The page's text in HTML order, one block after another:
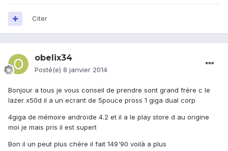
Citer
obelix34
Posté(e) 8 janvier 2014
Bonjour a tous je vous conseil de prendre sont grand frère c le
lazer x50d il a un ecrant de 5pouce pross 1 giga dual corp
4giga de mémoire androïde 4.2 et il a le play store d au origine
moi je mais pris il est supert
Bon il un peut plus chère il fait 149'90 voilà a plus